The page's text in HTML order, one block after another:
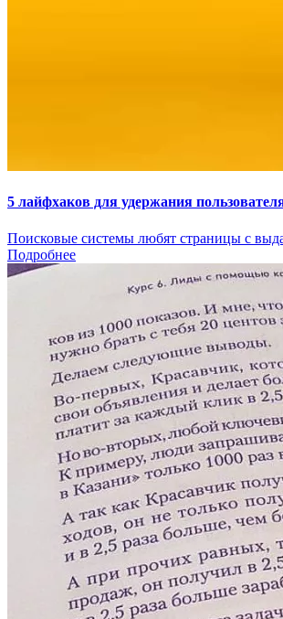
5 лайфхаков для удержания
Поисковые системы любят страницы с
Подробнее